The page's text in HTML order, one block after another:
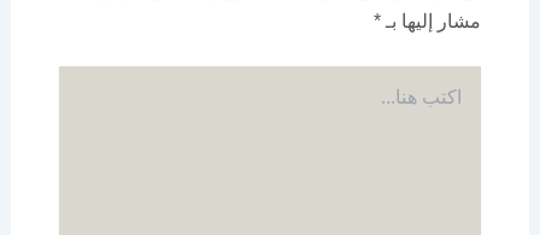
مشار إليها بـ *
هنا...